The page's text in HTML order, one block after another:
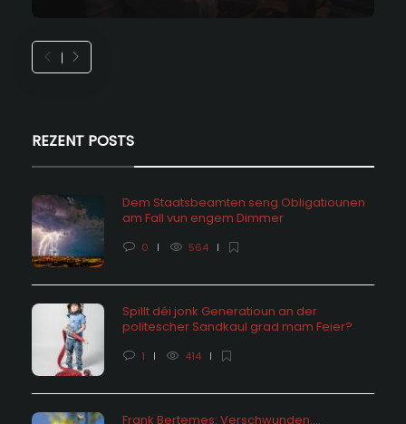
REZENT POSTS
Dem Staatsbeamten seng Obligatiounen
am Fall vun engem Dimmer
0 564
Spillt déi jonk Generatioun an der
politescher Sandkaul grad mam Feier?
1 414
Frank Bertemes: Verschwunden….